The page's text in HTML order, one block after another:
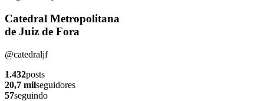
Catedral Metropolitana
de Juiz de Fora
@catedraljf
1.432posts
20,7 milseguidores
57seguindo